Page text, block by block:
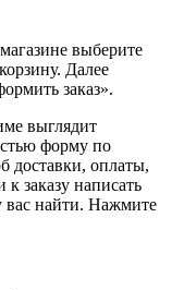
выберите
Далее
заказ».
выглядит
форму по
доставки, оплаты,
заказу написать
вас найти. Нажмите